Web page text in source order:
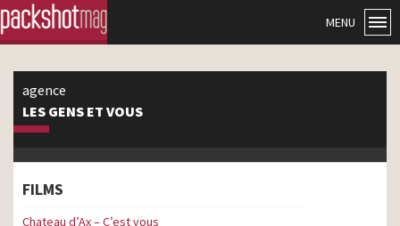
MENU
agence
LES GENS ET VOUS
FILMS
Chateau d’Ax – C’est vous